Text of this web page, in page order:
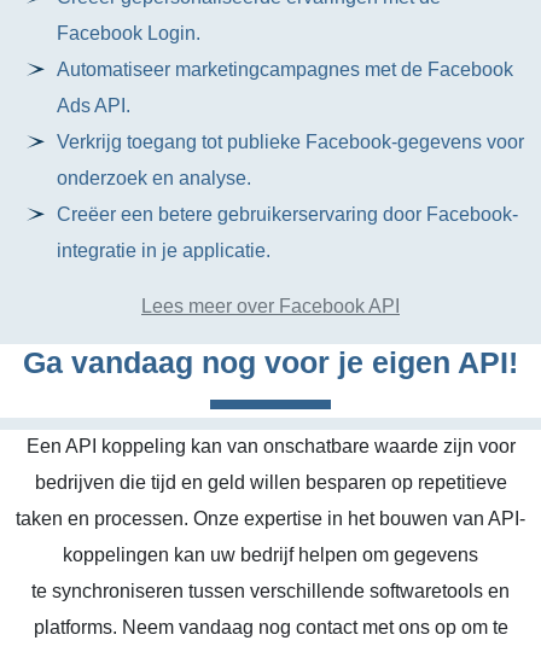
Facebook Login.
Automatiseer marketingcampagnes met de Facebook
Ads API.
Verkrijg toegang tot publieke Facebook-gegevens voor
onderzoek en analyse.
Creëer een betere gebruikerservaring door Facebook-
integratie in je applicatie.
Lees meer over Facebook API
Ga vandaag nog voor je eigen API!
Een API koppeling kan van onschatbare waarde zijn voor
bedrijven die tijd en geld willen besparen op repetitieve
taken en processen. Onze expertise in het bouwen van API-
koppelingen kan uw bedrijf helpen om gegevens
te synchroniseren tussen verschillende softwaretools en
platforms. Neem vandaag nog contact met ons op om te